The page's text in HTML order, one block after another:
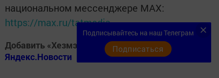
национальном мессенджере MАХ:
https://max.ru/tatmedia
Добавить «Хезмэт даны» («Трудовая слава») в
Яндекс.Новости
Подписывайтесь на наш Телеграм
Подписаться